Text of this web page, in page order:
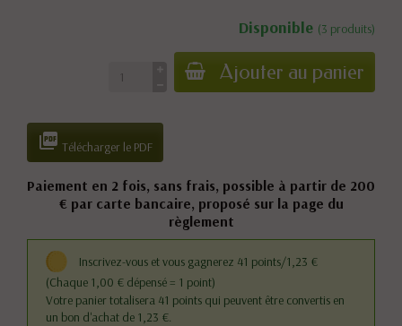
Disponible (3 produits)
Ajouter au panier
 Télécharger le PDF
Paiement en 2 fois, sans frais, possible à partir de 200
€ par carte bancaire, proposé sur la page du
règlement
Inscrivez-vous et vous gagnerez 41 points/1,23 €
(Chaque 1,00 € dépensé = 1 point)
Votre panier totalisera 41 points qui peuvent être convertis en
un bon d'achat de 1,23 €.